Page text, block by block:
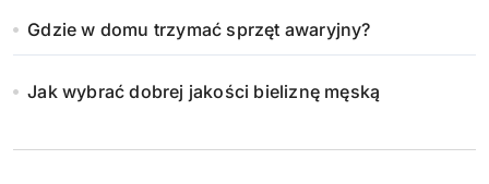
Gdzie w domu trzymać sprzęt awaryjny?
Jak wybrać dobrej jakości bieliznę męską